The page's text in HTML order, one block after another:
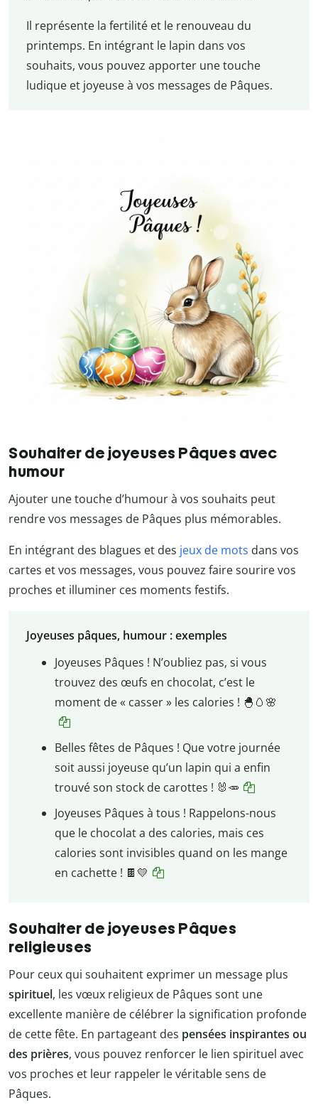
Il représente la fertilité et le renouveau du
printemps. En intégrant le lapin dans vos
souhaits, vous pouvez apporter une touche
ludique et joyeuse à vos messages de Pâques.
Souhaiter de joyeuses Pâques avec
humour
Ajouter une touche d’humour à vos souhaits peut
rendre vos messages de Pâques plus mémorables.
En intégrant des blagues et des jeux de mots dans vos
cartes et vos messages, vous pouvez faire sourire vos
proches et illuminer ces moments festifs.
Joyeuses pâques, humour : exemples
Joyeuses Pâques ! N’oubliez pas, si vous
trouvez des œufs en chocolat, c’est le
moment de « casser » les calories ! 🐣🥚 🌸
Belles fêtes de Pâques ! Que votre journée
soit aussi joyeuse qu’un lapin qui a enfin
trouvé son stock de carottes ! 🐰🥕
Joyeuses Pâques à tous ! Rappelons-nous
que le chocolat a des calories, mais ces
calories sont invisibles quand on les mange
en cachette ! 🍫💛
Souhaiter de joyeuses Pâques
religieuses
Pour ceux qui souhaitent exprimer un message plus
spirituel, les vœux religieux de Pâques sont une
excellente manière de célébrer la signification profonde
de cette fête. En partageant des pensées inspirantes ou
des prières, vous pouvez renforcer le lien spirituel avec
vos proches et leur rappeler le véritable sens de
Pâques.